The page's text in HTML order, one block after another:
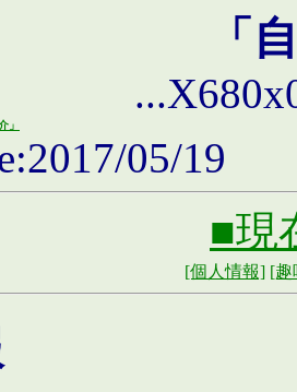
「
」
05/19
■現
[個人情報] [趣